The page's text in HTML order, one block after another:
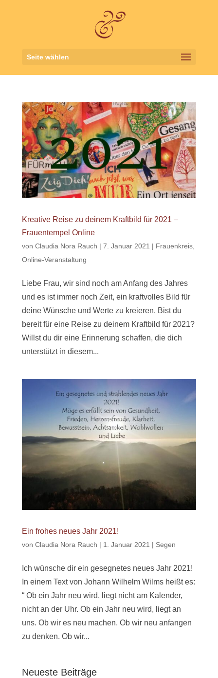
Seite wählen
Kreative Reise zu deinem Kraftbild für 2021 –
Frauentempel Online
von Claudia Nora Rauch | 7. Januar 2021 | Frauenkreis,
Online-Veranstaltung
Liebe Frau, wir sind noch am Anfang des Jahres
und es ist immer noch Zeit, ein kraftvolles Bild für
deine Wünsche und Werte zu kreieren. Bist du
bereit für eine Reise zu deinem Kraftbild für 2021?
Willst du dir eine Erinnerung schaffen, die dich
unterstützt in diesem...
Ein frohes neues Jahr 2021!
von Claudia Nora Rauch | 1. Januar 2021 | Segen
Ich wünsche dir ein gesegnetes neues Jahr 2021!
In einem Text von Johann Wilhelm Wilms heißt es:
“ Ob ein Jahr neu wird, liegt nicht am Kalender,
nicht an der Uhr. Ob ein Jahr neu wird, liegt an
uns. Ob wir es neu machen. Ob wir neu anfangen
zu denken. Ob wir...
Neueste Beiträge